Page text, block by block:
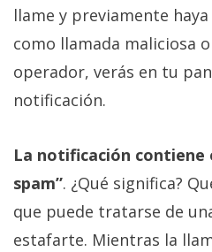
llame y previamente
como llamada maliciosa
operador, verás en tu
notificación.
La notificación contiene
spam”. ¿Qué significa?
que puede tratarse de
estafarte. Mientras la